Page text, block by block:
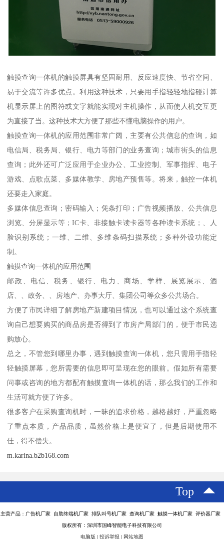
触摸查询一体机的触摸屏具有坚固耐用、反应速度快、节省空间、
易于交流等许多优点。利用这种技术，只要用手指轻轻地指碰计算
机显示屏上的图符或文字就能实现对主机操作，从而使人机交互更
为直接了当。这种技术大方便了那些不懂电脑操作的用户。
触摸查询一体机的应用范围非常广阔，主要有公共信息的查询，如
电信局、税务局、银行、电力等部门的业务查询；城市街头的信息
查询；此外还可广泛应用于企业办公、工业控制、军事指挥、电子
游戏、点歌点菜、多媒体教学、房地产预售等。将来，触控一体机
还要走入家庭。
多媒体信息查询；密码输入；凭条打印；广告视频播放、公共信息
浏览、分屏显示等；IC卡、非接触卡读卡器等各种读卡系统；、人
脸识别系统；一维、二维、多维条码扫描系统；多种外设功能定
制。
触摸查询一体机的应用范围
邮政、电信、税务、银行、电力、商场、学样、展览展示、酒
店、、政务、、房地产、办事大厅、集团公司等众多公共场合。
方便了市民详细了解房地产新建项目情况，也可以通过这个系统查
询自己想要购买的商品房是否得到了市房产局部门的，便于市民选
购放心。
总之，不管您到哪里办事，遇到触摸查询一体机，您只需用手指轻
轻触摸屏幕，您所需要的信息即可呈现在您的眼前。假如所有需要
问事或咨询的地方都配有触摸查询一体机的话，那么我们的工作和
生活可就方便了许多。
很多客户在采购查询机时，一昧的追求价格，越格越好，严重忽略
了重点本质，产品品质，虽然价格上是便宜了，但是后期使用不
佳，得不偿失。
m.karina.b2b168.com
Top
主营产品：广告机厂家 自助终端机厂家 排队叫号机厂家 查询机厂家 触摸一体机厂家 评价器厂家
版权所有：深圳市国峰智能电子科技有限公司
电脑版 | 投诉举报 | 网站地图